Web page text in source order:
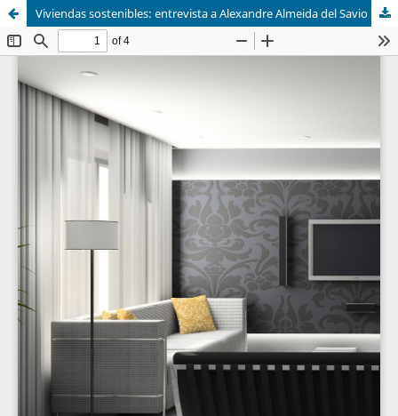
Viviendas sostenibles: entrevista a Alexandre Almeida del Savio